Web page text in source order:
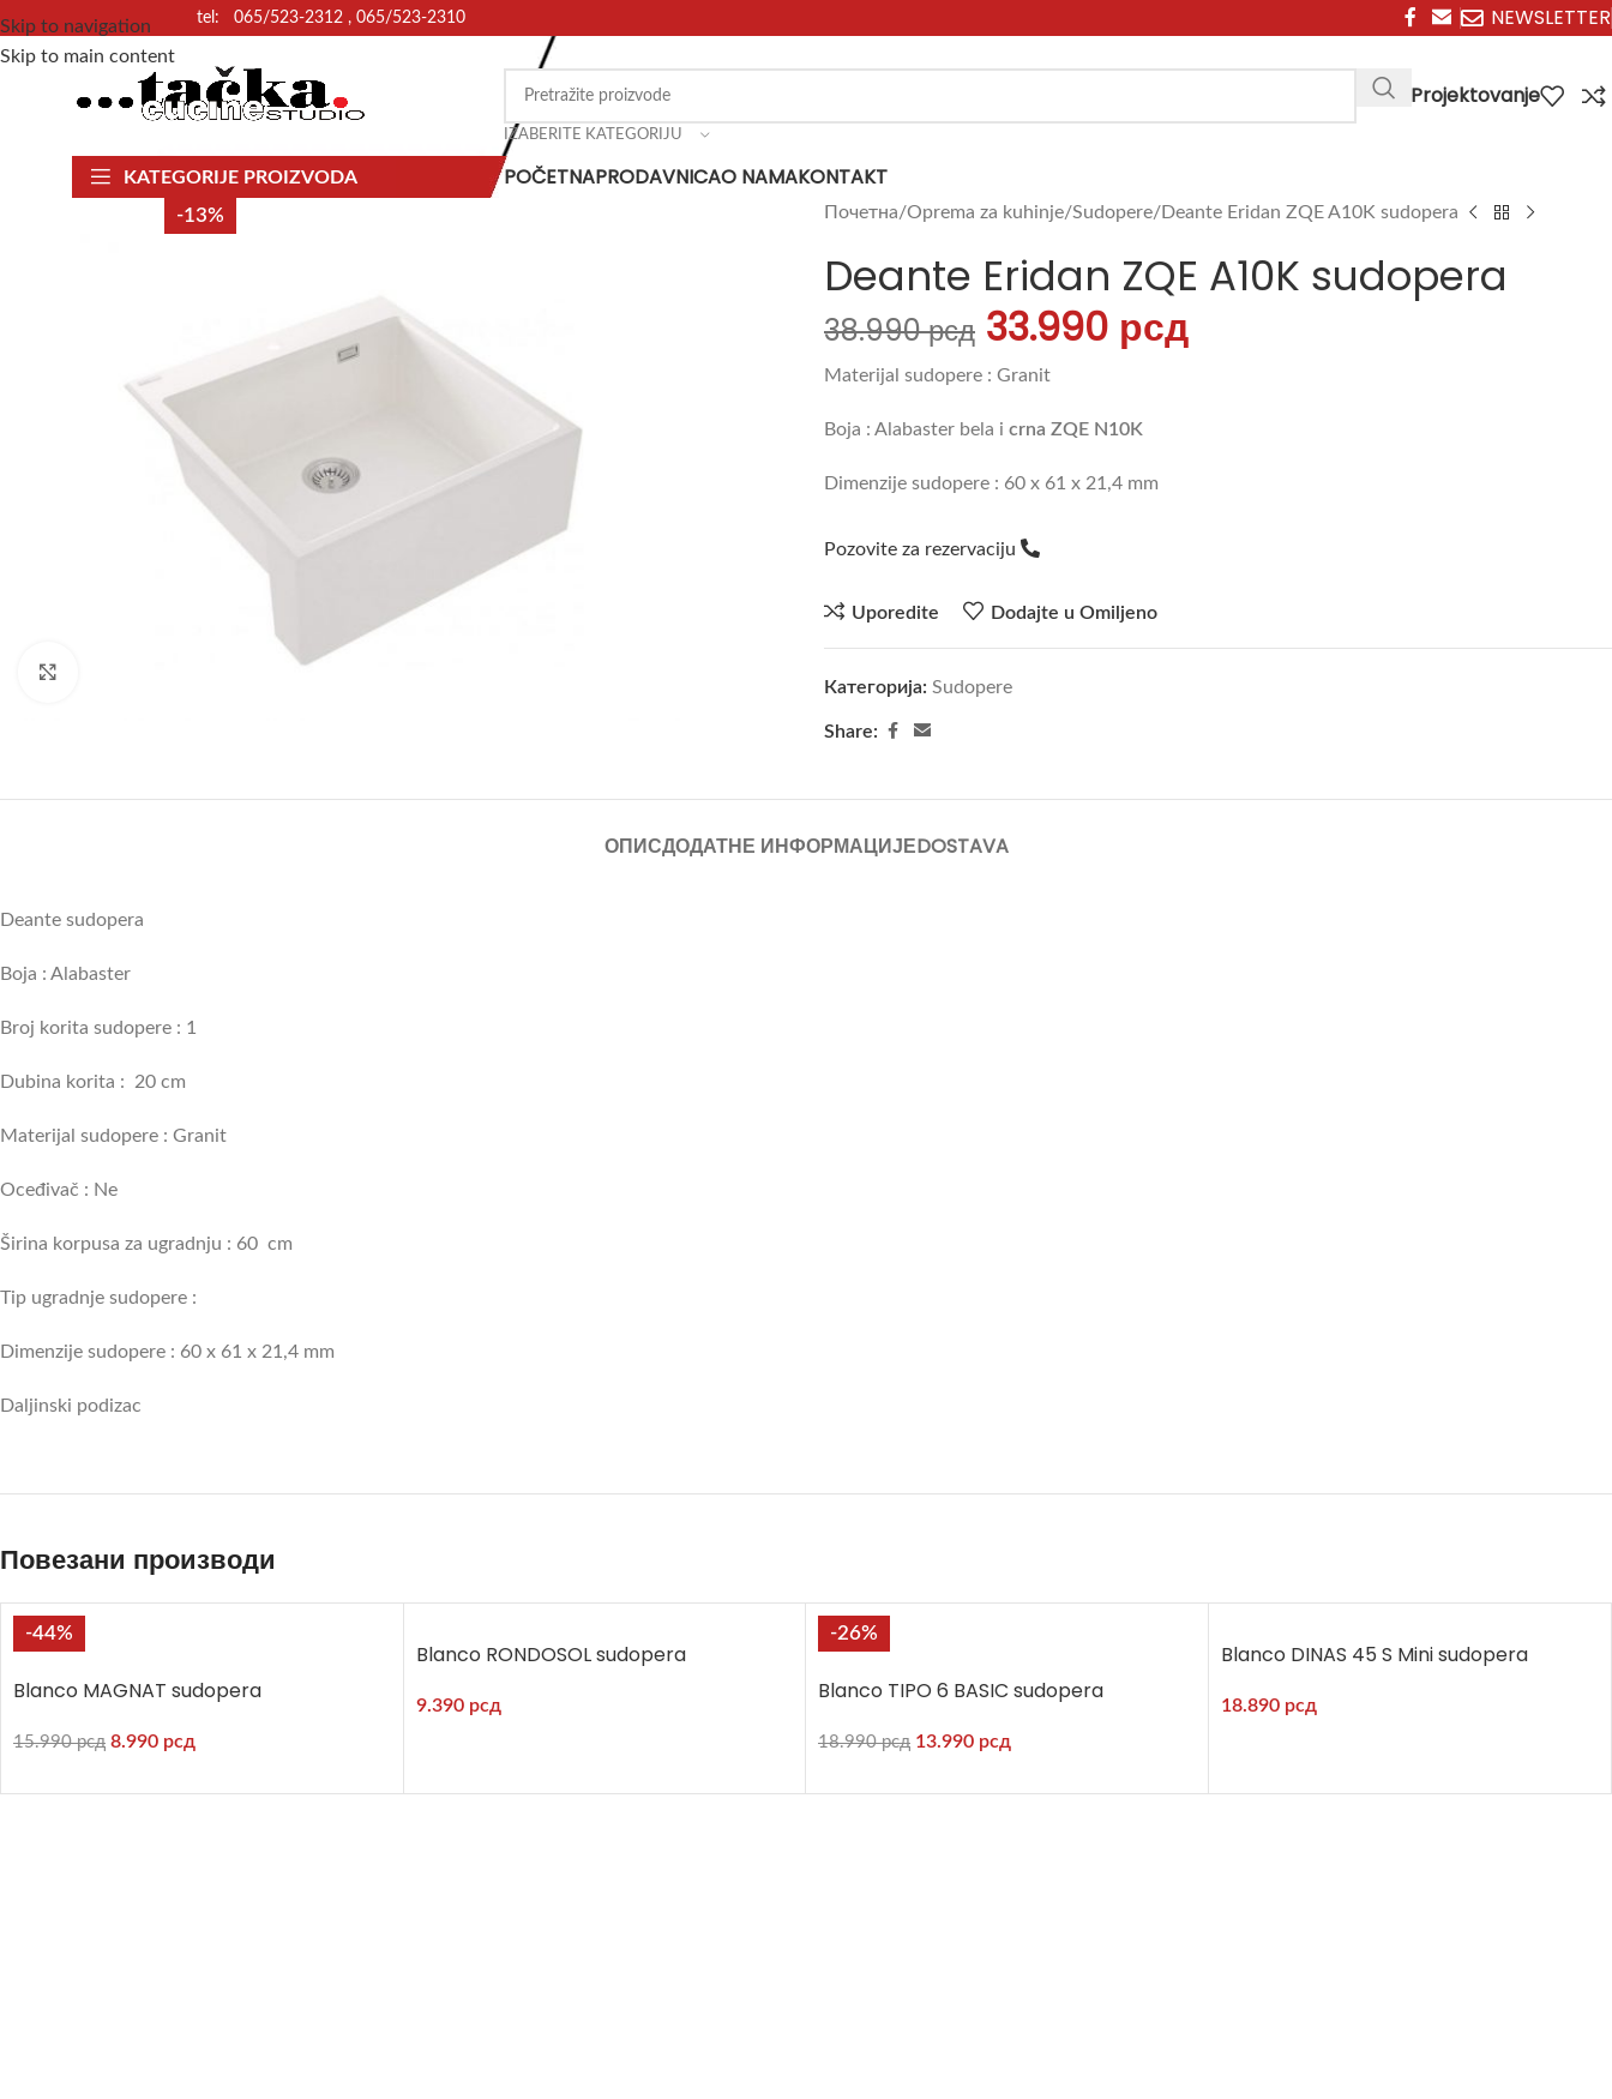
Skip to navigation
Skip to main content
tel: 065/523-2312 , 065/523-2310 NEWSLETTER
IZABERITE KATEGORIJU
Projektovanje
KATEGORIJE PROIZVODA POČETNAPRODAVNICAO NAMAKONTAKT
-13% Почетна Oprema za kuhinje Sudopere Deante Eridan ZQE A10K sudopera
Deante Eridan ZQE A10K sudopera
38.990рсд 33.990 рсд
Materijal sudopere : Granit
Boja : Alabaster bela i crna ZQE N10K
Dimenzije sudopere : 60 x 61 x 21,4 mm
Pozovite za rezervaciju
Uporedite Dodajte u Omiljeno
Категорија: Sudopere
Share:
ОПИСДОДАТНЕ ИНФОРМАЦИЈЕDOSTAVA
Deante sudopera
Boja : Alabaster
Broj korita sudopere : 1
Dubina korita : 20 cm
Materijal sudopere : Granit
Oceđivač : Ne
Širina korpusa za ugradnju : 60 cm
Tip ugradnje sudopere :
Dimenzije sudopere : 60 x 61 x 21,4 mm
Daljinski podizac
Повезани производи
-44%
Blanco MAGNAT sudopera
15.990рсд 8.990 рсд
Blanco RONDOSOL sudopera
9.390 рсд
-26%
Blanco TIPO 6 BASIC sudopera
18.990рсд 13.990 рсд
Blanco DINAS 45 S Mini sudopera
18.890 рсд